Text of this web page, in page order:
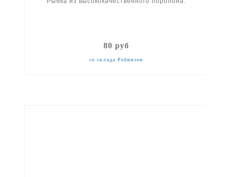
80 руб
со склада Робинзон